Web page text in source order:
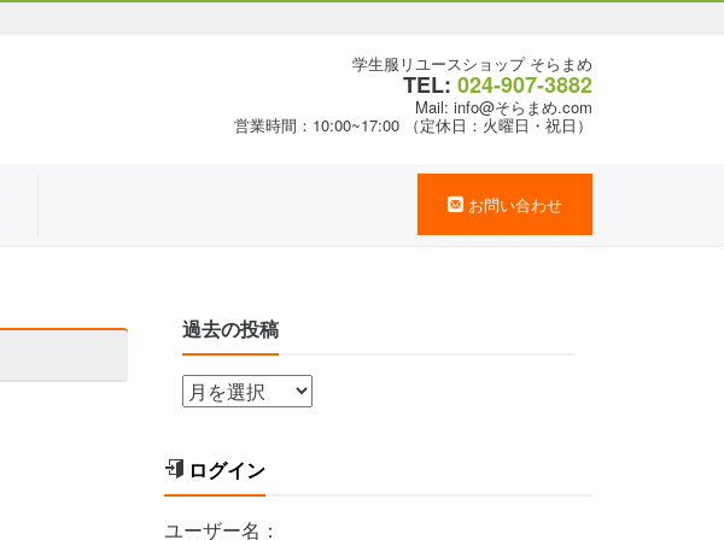
学生服リユースショップ そらまめ
TEL: 024-907-3882
Mail: info@そらまめ.com
営業時間：10:00~17:00 （定休日：火曜日・祝日）
お問い合わせ
過去の投稿
ログイン
ユーザー名：